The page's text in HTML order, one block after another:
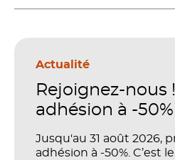
Actualité
Rejoignez-nous
adhésion à -
Jusqu'au 31 août 2026,
adhésion à -50%. C’est